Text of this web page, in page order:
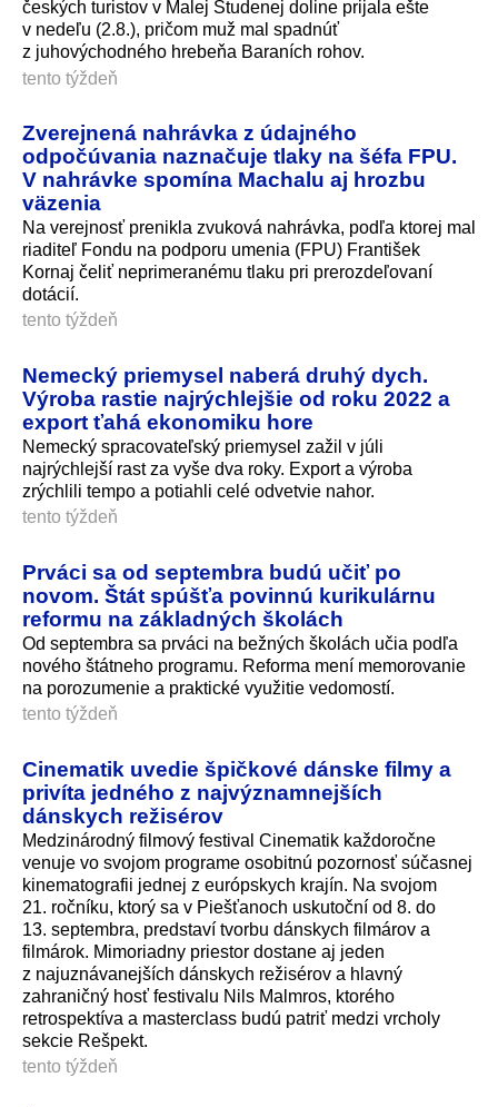
českých turistov v Malej Studenej doline prijala ešte
v nedeľu (2.8.), pričom muž mal spadnúť
z juhovýchodného hrebeňa Baraních rohov.
tento týždeň
Zverejnená nahrávka z údajného
odpočúvania naznačuje tlaky na šéfa FPU.
V nahrávke spomína Machalu aj hrozbu
väzenia
Na verejnosť prenikla zvuková nahrávka, podľa ktorej mal
riaditeľ Fondu na podporu umenia (FPU) František
Kornaj čeliť neprimeranému tlaku pri prerozdeľovaní
dotácií.
tento týždeň
Nemecký priemysel naberá druhý dych.
Výroba rastie najrýchlejšie od roku 2022 a
export ťahá ekonomiku hore
Nemecký spracovateľský priemysel zažil v júli
najrýchlejší rast za vyše dva roky. Export a výroba
zrýchlili tempo a potiahli celé odvetvie nahor.
tento týždeň
Prváci sa od septembra budú učiť po
novom. Štát spúšťa povinnú kurikulárnu
reformu na základných školách
Od septembra sa prváci na bežných školách učia podľa
nového štátneho programu. Reforma mení memorovanie
na porozumenie a praktické využitie vedomostí.
tento týždeň
Cinematik uvedie špičkové dánske filmy a
privíta jedného z najvýznamnejších
dánskych režisérov
Medzinárodný filmový festival Cinematik každoročne
venuje vo svojom programe osobitnú pozornosť súčasnej
kinematografii jednej z európskych krajín. Na svojom
21. ročníku, ktorý sa v Piešťanoch uskutoční od 8. do
13. septembra, predstaví tvorbu dánskych filmárov a
filmárok. Mimoriadny priestor dostane aj jeden
z najuznávanejších dánskych režisérov a hlavný
zahraničný hosť festivalu Nils Malmros, ktorého
retrospektíva a masterclass budú patriť medzi vrcholy
sekcie Rešpekt.
tento týždeň